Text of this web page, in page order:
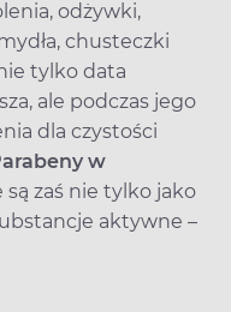
odżywki,
chusteczki
tylko data
ale podczas jego
dla czystości
w
zaś nie tylko jako
aktywne –